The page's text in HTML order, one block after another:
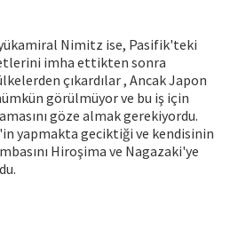
Nimitz ise, Pasifik'teki
imha ettikten sonra
çıkardılar , Ancak Japon
görülmüyor ve bu iş için
göze almak gerekiyordu.
yapmakta geciktiği ve kendisinin
Hiroşima ve Nagazaki'ye